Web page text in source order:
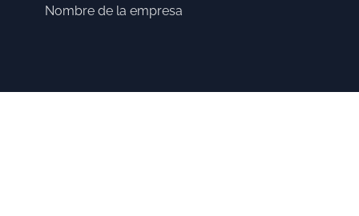
Nombre de la empresa